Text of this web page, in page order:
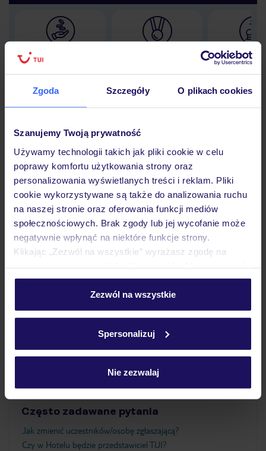
Zgoda Szczegóły O plikach cookies
Szanujemy Twoją prywatność
Używamy technologii takich jak pliki cookie w celu
poprawy komfortu użytkowania strony oraz
personalizowania wyświetlanych treści i reklam. Pliki
cookie wykorzystywane są także do analizowania ruchu
na naszej stronie oraz oferowania funkcji mediów
społecznościowych. Brak zgody lub jej wycofanie może
negatywnie wpłynąć na niektóre funkcje strony.
Klikając „Zezwól na wszystkie” wyrażasz zgodę na
personalizować swój wybór wchodząc w zakładkę
Szczegółowe informacje o plikach cookie znajdziesz
Zezwól na wszystkie
Spersonalizuj
Nie zezwalaj
Lider niskich cen 30 lat w
Hotel
Opinie
Pokoje
Atrakcje
Ważne informacje
Często zadawane pytania
Jak zmienić uczestników/osobę zgłaszającą?
Czy w Hotelu będzie przedstawiciel TUI?